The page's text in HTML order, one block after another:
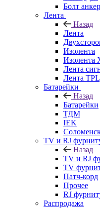
Болт
Лента
Назад
Лента
Изолента
Изолента
Лента
Лента
Батарейки
Назад
Батарейки
ТДМ
IEK
TV и RJ
Назад
TV и RJ
TV
Патч-корд
Прочее
RJ
Распродажа